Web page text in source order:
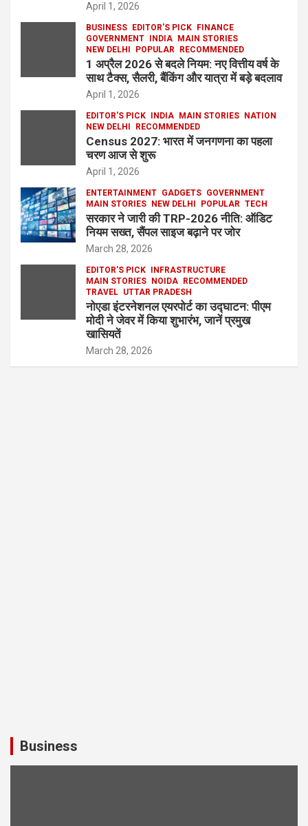
April 1, 2026
BUSINESS EDITOR'S PICK
FINANCE
GOVERNMENT
INDIA
MAIN STORIES
NEW DELHI
POPULAR RECOMMENDED
1 अप्रैल 2026 से बदले नियम: नए वित्तीय वर्ष के
साथ टैक्स, सैलरी, बैंकिंग और यात्रा में बड़े बदलाव
April 1, 2026
EDITOR'S PICK INDIA MAIN STORIES
NATION
NEW DELHI
RECOMMENDED
Census 2027: भारत में जनगणना का पहला
चरण आज से शुरू
April 1, 2026
ENTERTAINMENT GADGETS GOVERNMENT
MAIN STORIES
NEW DELHI POPULAR TECH
सरकार ने जारी की TRP-2026 नीति: ऑडिट
नियम सख्त, सैंपल साइज बढ़ाने पर जोर
March 28, 2026
EDITOR'S PICK
INFRASTRUCTURE
MAIN STORIES
NOIDA
RECOMMENDED
TRAVEL UTTAR PRADESH
नोएडा इंटरनेशनल एयरपोर्ट का उद्घाटन: पीएम
मोदी ने जेवर में किया शुभारंभ, जानें प्रमुख
खासियतें
March 28, 2026
Business